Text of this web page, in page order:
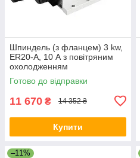
Шпиндель (з фланцем) 3 kw,
ER20-A, 10 А з повітряним
охолодженням
Готово до відправки
11 670 ₴ 14 352 ₴
Купити
–11%